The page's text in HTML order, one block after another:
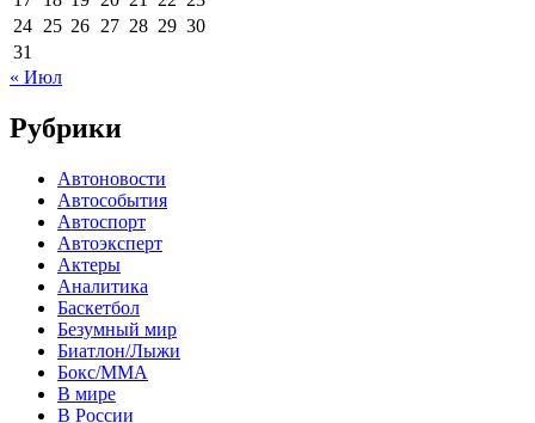
24 25 26 27 28 29 30
31
« Июл
Рубрики
Автоновости
Автособытия
Автоспорт
Автоэксперт
Актеры
Аналитика
Баскетбол
Безумный мир
Биатлон/Лыжи
Бокс/MMA
В мире
В России